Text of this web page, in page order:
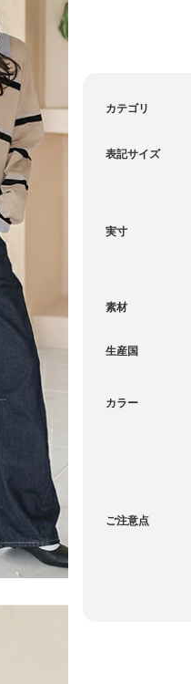
カテゴリ
表記サイズ
実寸
素材
生産国
カラー
ご注意点